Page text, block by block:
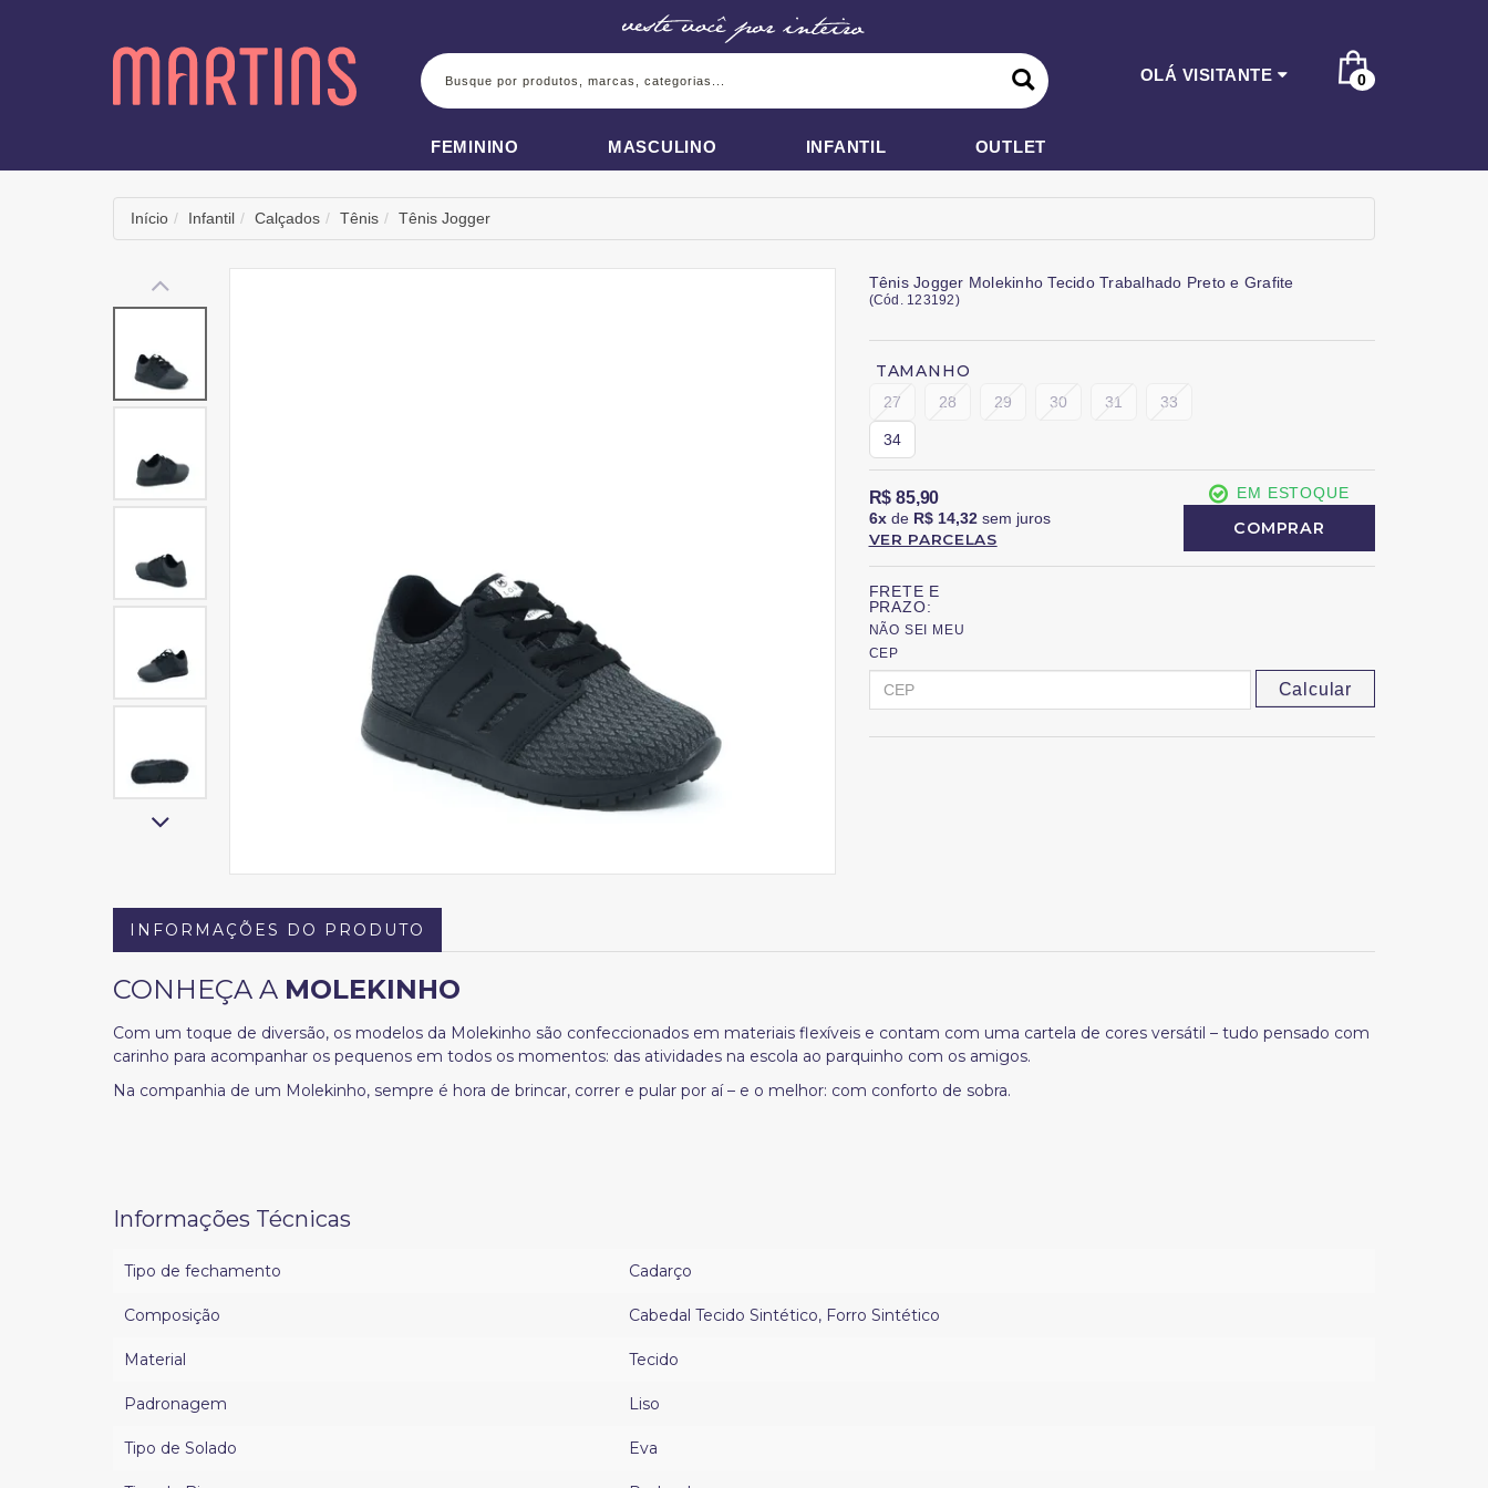
BUSCA
OLÁ VISITANTE 0
FEMININO MASCULINO INFANTIL OUTLET
Início Infantil Calçados Tênis Tênis Jogger
Tênis Jogger Molekinho Tecido Trabalhado Preto e Grafite
(Cód. 123192)
TAMANHO
27 28 29 30 31 33
34
R$ 85,90
6xde R$ 14,32sem juros
VER PARCELAS
EM ESTOQUE
COMPRAR
FRETE E
PRAZO:
NÃO SEI MEU
CEP
Calcular
INFORMAÇÕES DO PRODUTO
CONHEÇA A MOLEKINHO
Com um toque de diversão, os modelos da Molekinho são confeccionados em materiais flexíveis e contam com uma cartela de cores versátil – tudo pensado com
carinho para acompanhar os pequenos em todos os momentos: das atividades na escola ao parquinho com os amigos.
Na companhia de um Molekinho, sempre é hora de brincar, correr e pular por aí – e o melhor: com conforto de sobra.
Informações Técnicas
Tipo de fechamento Cadarço
Composição Cabedal Tecido Sintético, Forro Sintético
Material Tecido
Padronagem Liso
Tipo de Solado Eva